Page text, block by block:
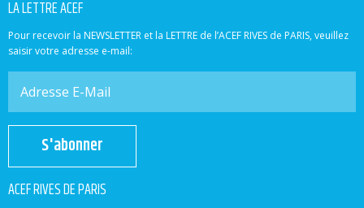
LA LETTRE ACEF
Pour recevoir la NEWSLETTER et la LETTRE de l’ACEF RIVES de PARIS, veuillez
saisir votre adresse e-mail:
S'abonner
ACEF RIVES DE PARIS